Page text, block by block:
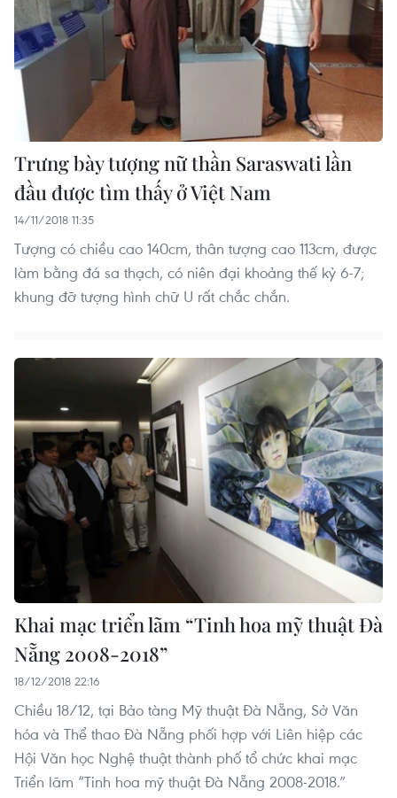
Trưng bày tượng nữ thần Saraswati lần
đầu được tìm thấy ở Việt Nam
14/11/2018 11:35
Tượng có chiều cao 140cm, thân tượng cao 113cm, được
làm bằng đá sa thạch, có niên đại khoảng thế kỷ 6-7;
khung đỡ tượng hình chữ U rất chắc chắn.
Khai mạc triển lãm “Tinh hoa mỹ thuật Đà
Nẵng 2008-2018”
18/12/2018 22:16
Chiều 18/12, tại Bảo tàng Mỹ thuật Đà Nẵng, Sở Văn
hóa và Thể thao Đà Nẵng phối hợp với Liên hiệp các
Hội Văn học Nghệ thuật thành phố tổ chức khai mạc
Triển lãm “Tinh hoa mỹ thuật Đà Nẵng 2008-2018.”